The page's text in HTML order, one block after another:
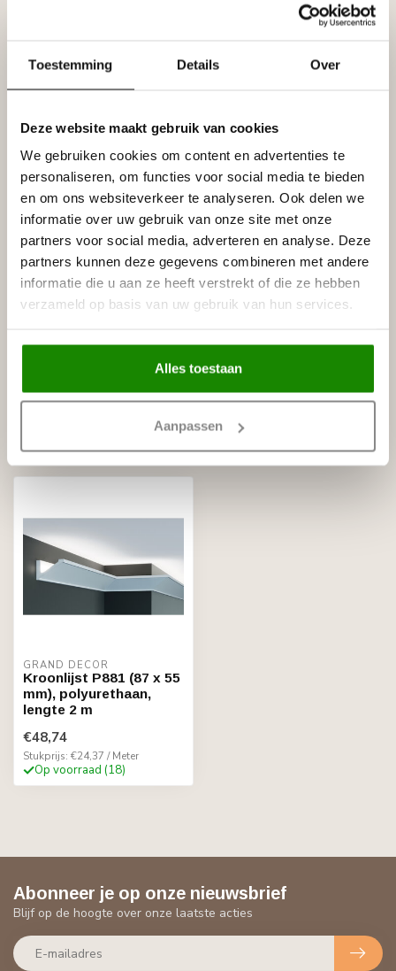
Toestemming Details Over
Deze website maakt gebruik van cookies
We gebruiken cookies om content en advertenties te
personaliseren, om functies voor social media te bieden
en om ons websiteverkeer te analyseren. Ook delen we
informatie over uw gebruik van onze site met onze
partners voor social media, adverteren en analyse. Deze
partners kunnen deze gegevens combineren met andere
informatie die u aan ze heeft verstrekt of die ze hebben
verzameld op basis van uw gebruik van hun services.
Alles toestaan
Aanpassen
soorten verf met uitzondering van silicaathoudende verven.
Reviews
Tags
Gerelateerde producten
BISON
Bison Polymax High Tack
Express (425 gram)
Op voorraad
€11,95
NMC Adefix lijmkoker 310 ml
Op voorraad
Recent bekeken
GRAND DECOR
Kroonlijst P881 (87 x 55
mm), polyurethaan,
lengte 2 m
€48,74
Stukprijs: €24,37 / Meter
Op voorraad (18)
Abonneer je op onze nieuwsbrief
Blijf op de hoogte over onze laatste acties